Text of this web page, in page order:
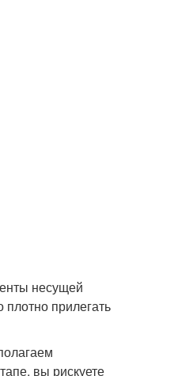
несущей
прилегать
вы рискуете